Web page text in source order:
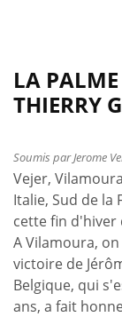
LA PALME
THIERRY
Soumis parJerome
Vejer,
Italie, Sud de la
cette fin d'hiver
A Vilamoura,
victoire de
Belgique, qui
ans, a fait